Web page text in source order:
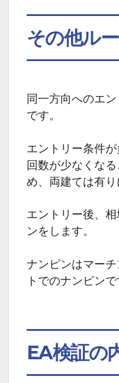
その他ル
同一方向へのエ
です。
エントリー条件
回数が少なくな
め、 両建ては有り
エントリー後、
ンをします。
ナンピンはマー
トでのナンピンで
EA検証の